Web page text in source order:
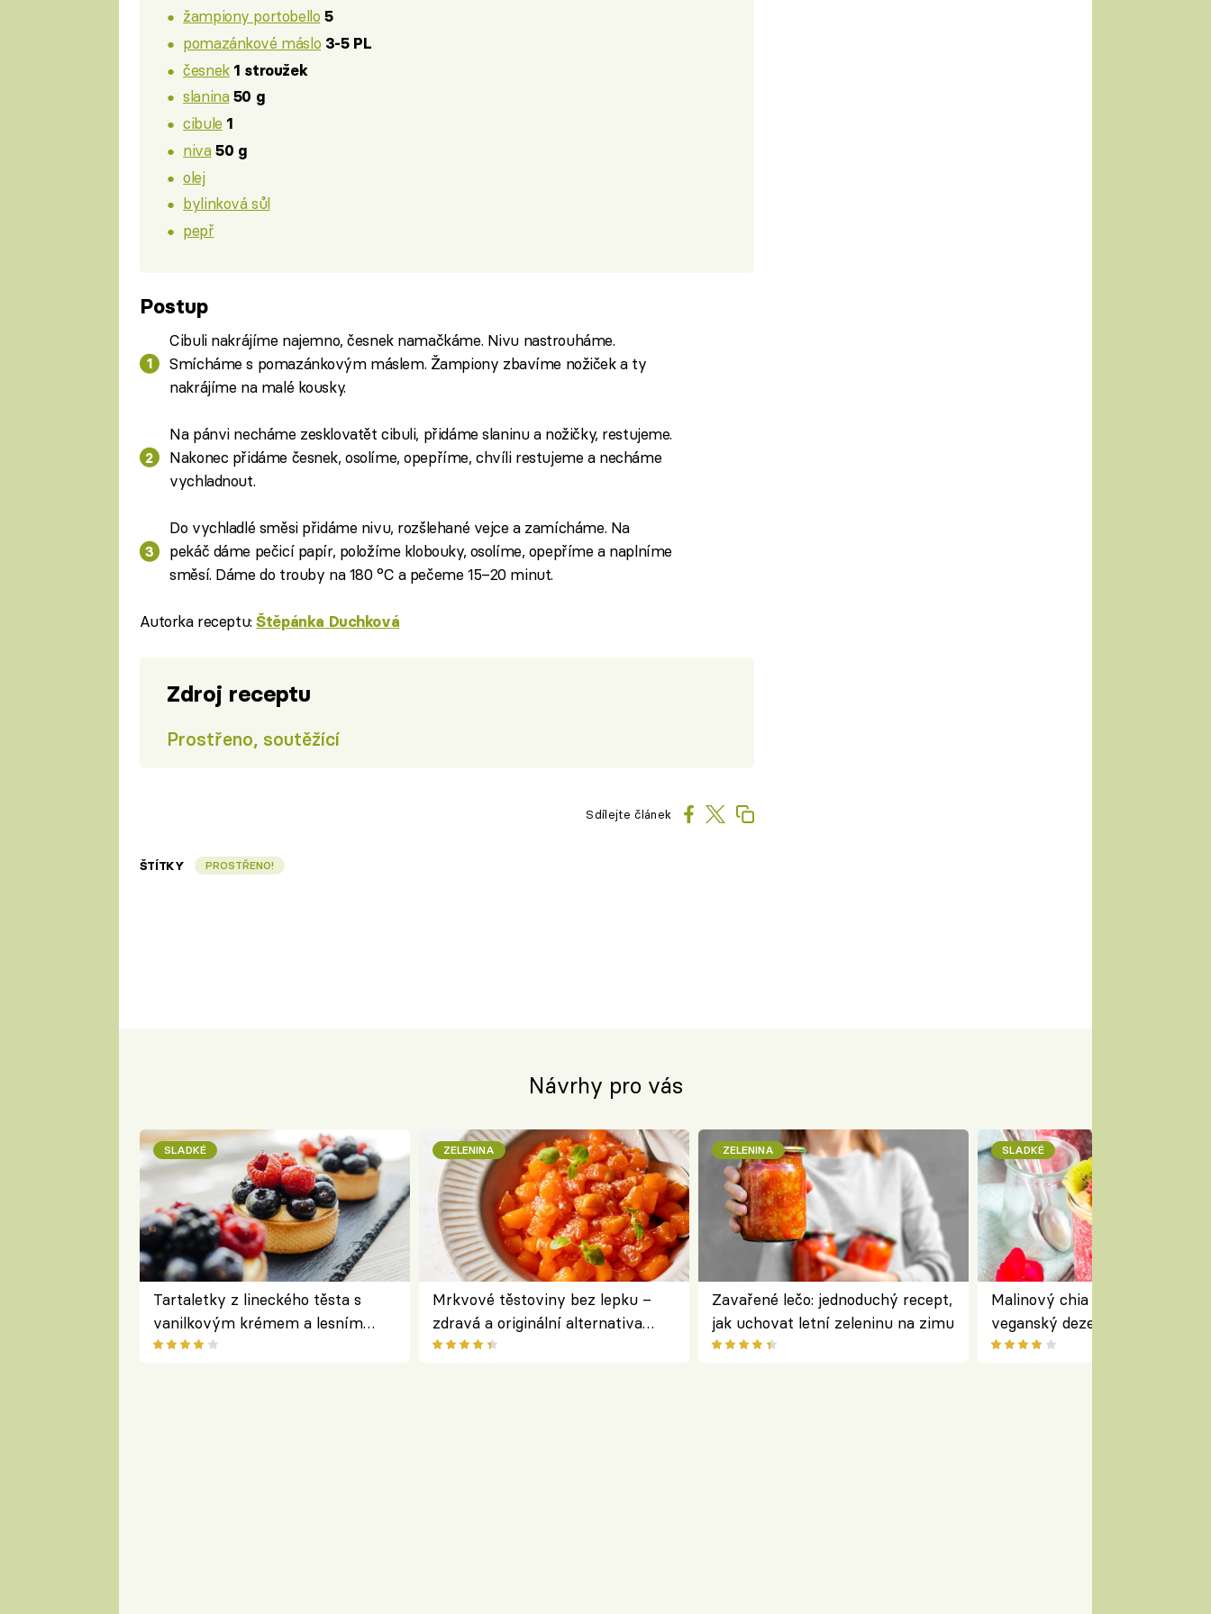
žampiony portobello 5
pomazánkové máslo 3-5 PL
česnek 1 stroužek
slanina 50 g
cibule 1
niva 50 g
olej
bylinková sůl
pepř
Postup
Cibuli nakrájíme najemno, česnek namačkáme. Nivu nastrouháme.
Smícháme s pomazánkovým máslem. Žampiony zbavíme nožiček a ty
nakrájíme na malé kousky.
Na pánvi necháme zesklovatět cibuli, přidáme slaninu a nožičky, restujeme.
Nakonec přidáme česnek, osolíme, opepříme, chvíli restujeme a necháme
vychladnout.
Do vychladlé směsi přidáme nivu, rozšlehané vejce a zamícháme. Na
pekáč dáme pečicí papír, položíme klobouky, osolíme, opepříme a naplníme
směsí. Dáme do trouby na 180 °C a pečeme 15–20 minut.
Autorka receptu:Štěpánka Duchková
Zdroj receptu
Prostřeno, soutěžící
Sdílejte článek
ŠTÍTKY PROSTŘENO!
Návrhy pro vás
SLADKÉ
Tartaletky z lineckého těsta s
vanilkovým krémem a lesním
ovocem podle Bread Society
ZELENINA
Mrkvové těstoviny bez lepku –
zdravá a originální alternativa
klasiky
ZELENINA
Zavařené lečo: jednoduchý recept,
jak uchovat letní zeleninu na zimu
SLADKÉ
Malinový chia pudink s
veganský dezert plný ovoce a
ořechů